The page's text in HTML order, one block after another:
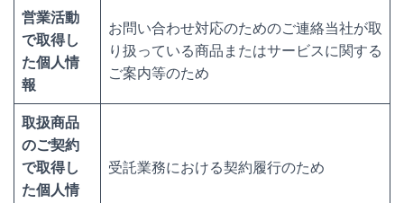
営業活動
で取得し
た個人情
報
お問い合わせ対応のためのご連絡当社が取
り扱っている商品またはサービスに関する
ご案内等のため
取扱商品
のご契約
で取得し
た個人情
受託業務における契約履行のため